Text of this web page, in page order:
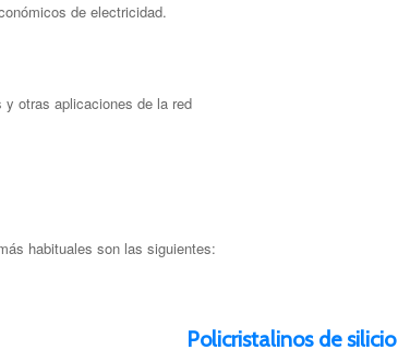
de electricidad.
y otras aplicaciones de la red
habituales son las siguientes:
Policristalinos de silicio